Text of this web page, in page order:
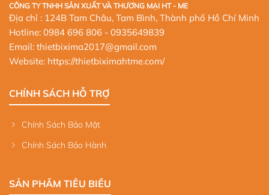
CÔNG TY TNHH SẢN XUẤT VÀ THƯƠNG MẠI HT - ME
Địa chỉ : 124B Tam Châu, Tam Bình, Thành phố Hồ Chí Minh
Hotline: 0984 696 806 - 0935649839
Email: thietbixima2017@gmail.com
Website: https://thietbiximahtme.com/
CHÍNH SÁCH HỖ TRỢ
Chính Sách Bảo Mật
Chính Sách Bảo Hành
SẢN PHẨM TIÊU BIỂU